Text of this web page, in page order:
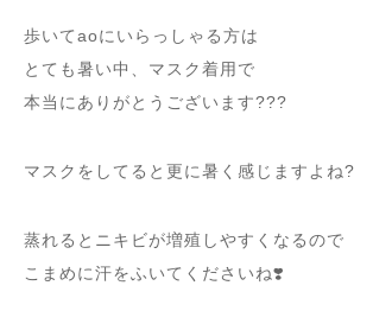
歩いてaoにいらっしゃる方は
とても暑い中、マスク着用で
本当にありがとうございます???
マスクをしてると更に暑く感じますよね?
蒸れるとニキビが増殖しやすくなるので
こまめに汗をふいてくださいね❣️